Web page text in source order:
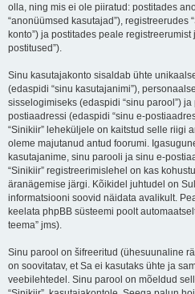
olla, ning mis ei ole piiratud: postitades
“anonüümsed kasutajad”), registreerudes
konto”) ja postitades peale
postitused”).
Sinu kasutajakonto sisaldab ühte
(edaspidi “sinu kasutajanimi”),
sisselogimiseks (edaspidi “sinu parool”)
postiaadressi (edaspidi “sinu e-
“Sinikiir” leheküljele on kaitstud selle riigi
oleme majutanud antud foorumi.
kasutajanime, sinu parooli ja sinu e-
“Sinikiir” registreerimislehel on kas
äranägemise järgi. Kõikidel juhtudel on
informatsiooni soovid näidata avalikult.
keelata phpBB süsteemi poolt
teema” jms).
Sinu parool on šifreeritud (ühesuunaline
on soovitatav, et Sa ei kasutaks ühte ja
veebilehtedel. Sinu parool on mõeldud